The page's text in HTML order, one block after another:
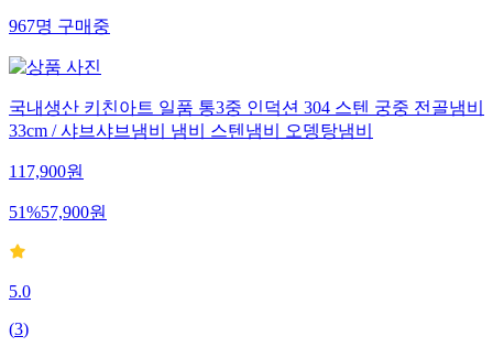
967명 구매중
국내생산 키친아트 일품 통3중 인덕션 304 스텐 궁중 전골냄비
33cm / 샤브샤브냄비 냄비 스텐냄비 오뎅탕냄비
117,900원
51%57,900원
5.0
(3)